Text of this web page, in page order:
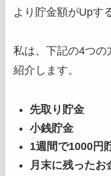
より貯金額がUpす
私は、下記の4つ
紹介します。
先取り貯金
小銭貯金
1週間で1000円
月末に残ったお